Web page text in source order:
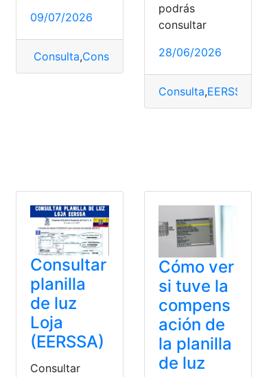
Empresa Eléctrica Quito (EEQ),Empresa Eléctrica
09/07/2026
Consulta,Consulta la planilla,Consulta
podrás
consultar
28/06/2026
Consulta,EERSSA
Consultar
planilla
de luz
Loja
(EERSSA)
Consultar
Cómo ver
si tuve la
compens
ación de
la planilla
de luz